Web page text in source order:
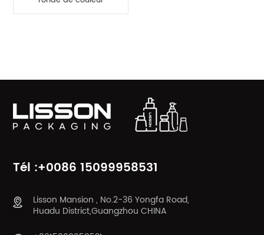
blanche vide de 200
Tél :+0086 15099958531
Lisson Mansion , No.2-36 Yongfa Road,
Huadu District,Guangzhou CHINA